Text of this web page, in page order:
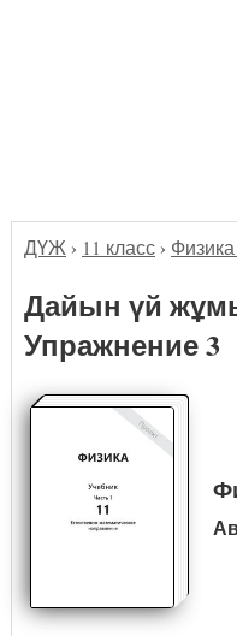
ДҮЖ › 11 класс ›
Дайын үй
Упражнение 3